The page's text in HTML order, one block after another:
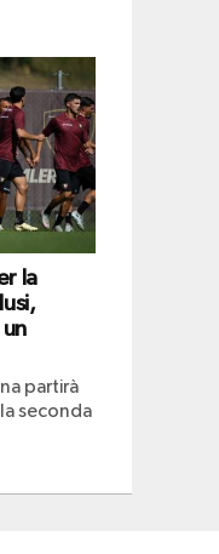
la
partirà
seconda